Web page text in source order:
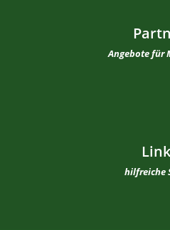
Angebote für
hilfreiche